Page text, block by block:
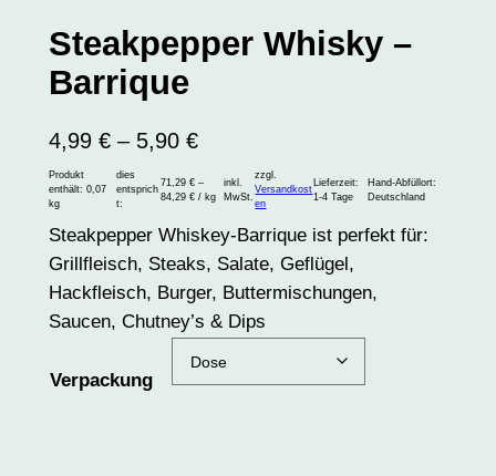
Steakpepper Whisky –
Barrique
4,99 €– 5,90 €
Produkt
enthält: 0,07
kg
dies
entsprich
t:
71,29 €–
84,29 €/ kg
inkl.
MwSt.
zzgl.
Versandkost
en
Lieferzeit:
1-4 Tage
Hand-Abfüllort:
Deutschland
Steakpepper Whiskey-Barrique ist perfekt für:
Grillfleisch, Steaks, Salate, Geflügel,
Hackfleisch, Burger, Buttermischungen,
Saucen, Chutney’s & Dips
Verpackung